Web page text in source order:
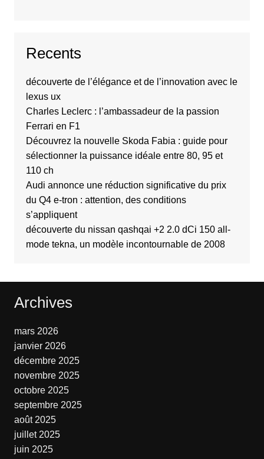
Recents
découverte de l’élégance et de l’innovation avec le
lexus ux
Charles Leclerc : l’ambassadeur de la passion
Ferrari en F1
Découvrez la nouvelle Skoda Fabia : guide pour
sélectionner la puissance idéale entre 80, 95 et
110 ch
Audi annonce une réduction significative du prix
du Q4 e-tron : attention, des conditions
s’appliquent
découverte du nissan qashqai +2 2.0 dCi 150 all-
mode tekna, un modèle incontournable de 2008
Archives
mars 2026
janvier 2026
décembre 2025
novembre 2025
octobre 2025
septembre 2025
août 2025
juillet 2025
juin 2025